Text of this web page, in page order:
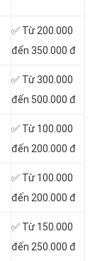
✅ Từ 200.000
đến 350.000 đ
✅ Từ 300.000
đến 500.000 đ
✅ Từ 100.000
đến 200.000 đ
✅ Từ 100.000
đến 200.000 đ
✅ Từ 150.000
đến 250.000 đ